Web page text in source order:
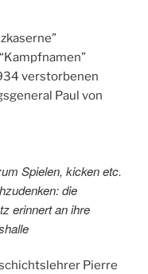
verstorbenen
Paul von
Spielen, kicken etc.
die
erinnert an ihre
Pierre